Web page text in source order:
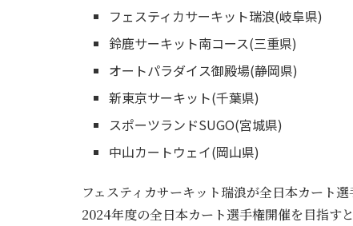
フェスティカサーキット瑞浪(岐阜県)
鈴鹿サーキット南コース(三重県)
オートパラダイス御殿場(静岡県)
新東京サーキット(千葉県)
スポーツランドSUGO(宮城県)
中山カートウェイ(岡山県)
フェスティカサーキット瑞浪が全日本カート
2024年度の全日本カート選手権開催を目指す